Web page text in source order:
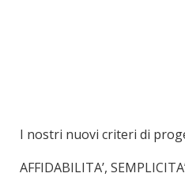
I nostri nuovi criteri di
AFFIDABILITA’,